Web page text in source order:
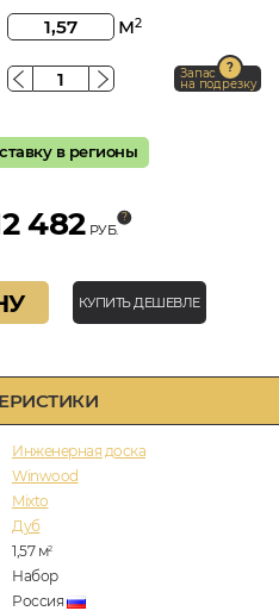
Инженерная доска
Winwood
Mixto
Дуб
1,57 м2
Набор
Россия
м2
Запас
на подрезку
в регионы
482 РУБ.
КУПИТЬ ДЕШЕВЛЕ